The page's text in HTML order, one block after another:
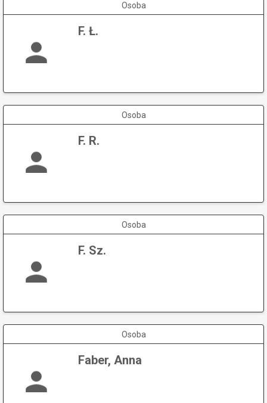
Osoba
F. Ł.
Osoba
F. R.
Osoba
F. Sz.
Osoba
Faber, Anna